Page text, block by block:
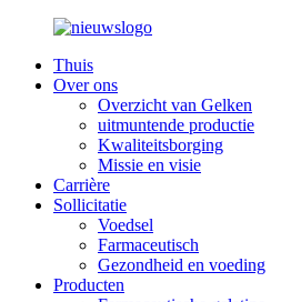
Thuis
Over ons
Overzicht van Gelken
uitmuntende productie
Kwaliteitsborging
Missie en visie
Carrière
Sollicitatie
Voedsel
Farmaceutisch
Gezondheid en voeding
Producten